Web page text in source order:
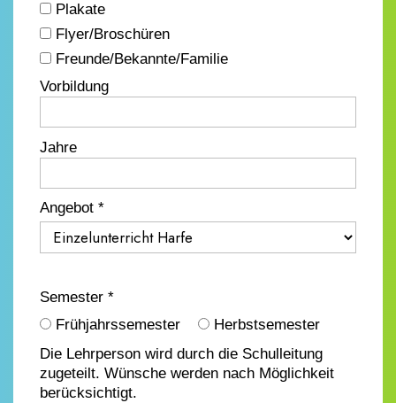
Plakate
Flyer/Broschüren
Freunde/Bekannte/Familie
Vorbildung
Jahre
Angebot *
Semester *
Frühjahrssemester
Herbstsemester
Die Lehrperson wird durch die Schulleitung
zugeteilt. Wünsche werden nach Möglichkeit
berücksichtigt.